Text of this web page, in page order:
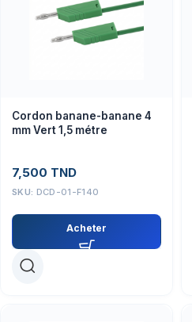
Cordon banane-banane 4
mm Vert 1,5 métre
7,500 TND
SKU: DCD-01-F140
Acheter